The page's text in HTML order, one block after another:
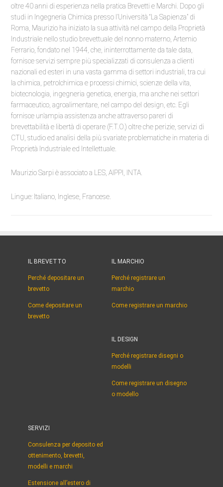
oltre 40 anni di esperienza nella pratica Brevetti e Marchi. Dopo gli
studi in Ingegneria Chimica presso l’Università “La Sapienza” di
Roma, Maurizio ha iniziato la sua attività nel campo della Proprietà
Industriale nello studio brevettuale del nonno materno, Artemio
Ferrario, fondato nel 1944, che, ininterrottamente da tale data,
fornisce servizi sempre più specializzati di consulenza a clienti
nazionali ed esteri in una vasta gamma di settori industriali, tra cui
la chimica, petrolchimica e processi chimici, scienze della vita,
biotecnologia, ingegneria genetica, energia, ma anche nei settori
farmaceutico, agroalimentare, nel campo del design, etc. Egli
fornisce un’ampia assistenza anche attraverso pareri di
brevettabilità e libertà di operare (F.T.O.) oltre che perizie, servizi di
CTU, studio ed analisi della più svariate problematiche in materia di
Proprietà Industriale ed Intellettuale.
Maurizio Sarpi è associato a LES, AIPPI, INTA.
Lingue: Italiano, Inglese, Francese.
IL BREVETTO
Perché depositare un
brevetto
Come depositare un
brevetto
IL MARCHIO
Perché registrare un
marchio
Come registrare un marchio
IL DESIGN
Perché registrare disegni o
modelli
Come registrare un disegno
o modello
SERVIZI
Consulenza per deposito ed
ottenimento, brevetti,
modelli e marchi
Estensione all’estero di